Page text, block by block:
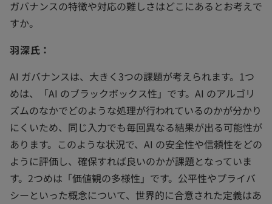
ガバナンスの特徴や対応の難しさはどこにあるとお考えで
すか。
羽深氏：
AI ガバナンスは、大きく3つの課題が考えられます。1つ
めは、「AI のブラックボックス性」です。AI のアルゴリ
ズムのなかでどのような処理が行われているのかが分かり
にくいため、同じ入力でも毎回異なる結果が出る可能性が
あります。このような状況で、AI の安全性や信頼性をどの
ように評価し、確保すれば良いのかが課題となっていま
す。2つめは「価値観の多様性」です。公平性やプライバ
シーといった概念について、世界的に合意された定義はあ